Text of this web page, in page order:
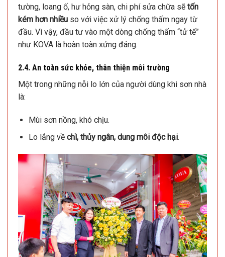
tường, loang ố, hư hỏng sàn, chi phí sửa chữa sẽ tốn
kém hơn nhiều so với việc xử lý chống thấm ngay từ
đầu. Vì vậy, đầu tư vào một dòng chống thấm “tử tế”
như KOVA là hoàn toàn xứng đáng.
2.4. An toàn sức khỏe, thân thiện môi trường
Một trong những nỗi lo lớn của người dùng khi sơn nhà
là:
Mùi sơn nồng, khó chịu.
Lo lắng về chì, thủy ngân, dung môi độc hại.